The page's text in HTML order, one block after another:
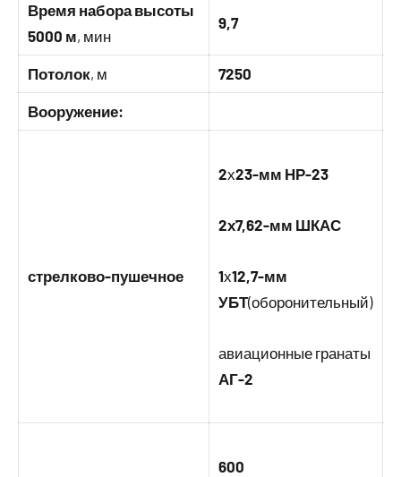
Время набора высоты
5000 м, мин
9,7
Потолок, м 7250
Вооружение:
стрелково-пушечное
2х23-мм НР-23
2х7,62-мм ШКАС
1х12,7-мм
УБТ(оборонительный)
авиационные гранаты
АГ-2
600